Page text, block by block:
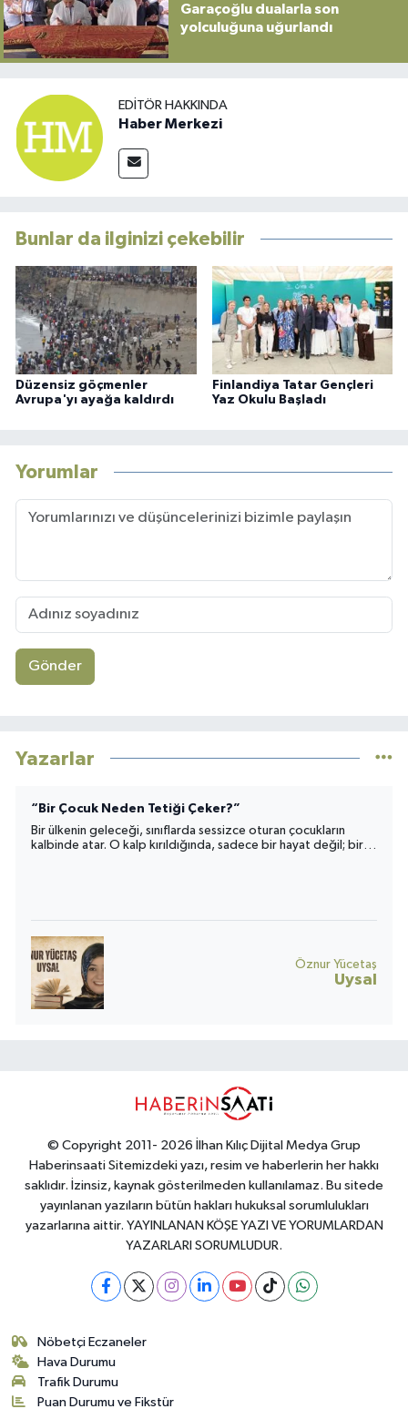
Garaçoğlu dualarla son
yolculuğuna uğurlandı
EDITÖR HAKKINDA
Haber Merkezi
Bunlar da ilginizi çekebilir
Düzensiz göçmenler
Avrupa'yı ayağa kaldırdı
Finlandiya Tatar Gençleri
Yaz Okulu Başladı
Yorumlar
Gönder
Yazarlar
“Bir Çocuk Neden Tetiği Çeker?”
Bir ülkenin geleceği, sınıflarda sessizce oturan çocukların
kalbinde atar. O kalp kırıldığında, sadece bir hayat değil; bir
Öznur Yücetaş
Uysal
© Copyright 2011- 2026 İlhan Kılıç Dijital Medya Grup
Haberinsaati Sitemizdeki yazı, resim ve haberlerin her hakkı
saklıdır. İzinsiz, kaynak gösterilmeden kullanılamaz. Bu sitede
yayınlanan yazıların bütün hakları hukuksal sorumlulukları
yazarlarına aittir. YAYINLANAN KÖŞE YAZI VE YORUMLARDAN
YAZARLARI SORUMLUDUR.
Nöbetçi Eczaneler
Hava Durumu
Trafik Durumu
Puan Durumu ve Fikstür